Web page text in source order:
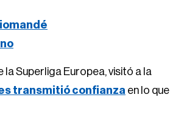
la Superliga Europea, visitó a la
transmitió confianza en lo que